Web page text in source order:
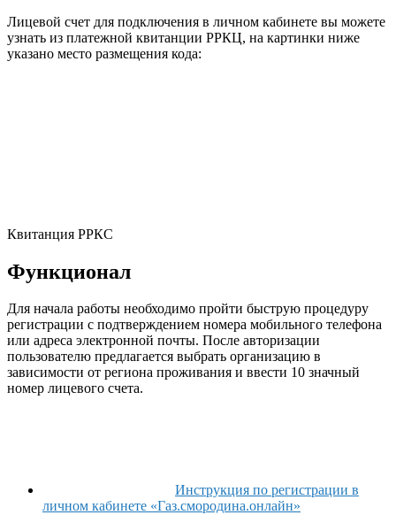
Лицевой счет для подключения в личном кабинете вы можете
узнать из платежной квитанции РРКЦ, на картинки ниже
указано место размещения кода:
Квитанция РРКС
Функционал
Для начала работы необходимо пройти быструю процедуру
регистрации с подтверждением номера мобильного телефона
или адреса электронной почты. После авторизации
пользователю предлагается выбрать организацию в
зависимости от региона проживания и ввести 10 значный
номер лицевого счета.
Инструкция по регистрации в
личном кабинете «Газ.смородина.онлайн»